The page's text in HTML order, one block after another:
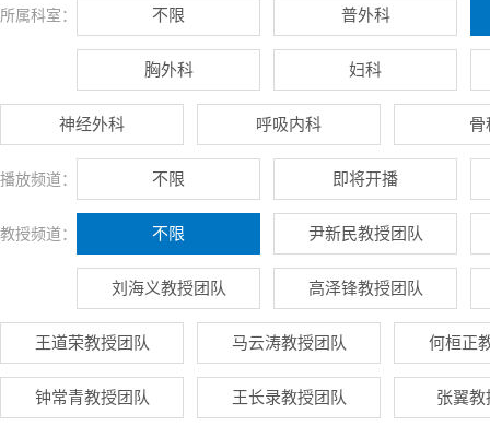
所属科室： 不限 普外科
胸外科 妇科
神经外科 呼吸内科 骨
播放频道： 不限 即将开播
教授频道： 不限 尹新民教授团队
刘海义教授团队 高泽锋教授团队
王道荣教授团队 马云涛教授团队 何桓正
钟常青教授团队 王长录教授团队 张翼